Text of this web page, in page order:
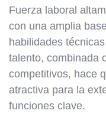
Fuerza laboral
con una amplia
habilidades
talento, combinada
competitivos, hace
atractiva para la
funciones clave.